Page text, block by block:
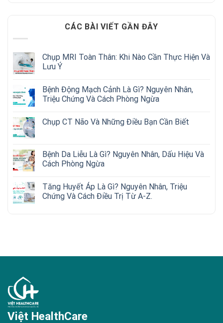
CÁC BÀI VIẾT GẦN ĐÂY
Chụp MRI Toàn Thân: Khi Nào Cần Thực Hiện Và
Lưu Ý
Bệnh Động Mạch Cảnh Là Gì? Nguyên Nhân,
Triệu Chứng Và Cách Phòng Ngừa
Chụp CT Não Và Những Điều Bạn Cần Biết
Bệnh Da Liễu Là Gì? Nguyên Nhân, Dấu Hiệu Và
Cách Phòng Ngừa
Tăng Huyết Áp Là Gì? Nguyên Nhân, Triệu
Chứng Và Cách Điều Trị Từ A-Z.
Việt HealthCare